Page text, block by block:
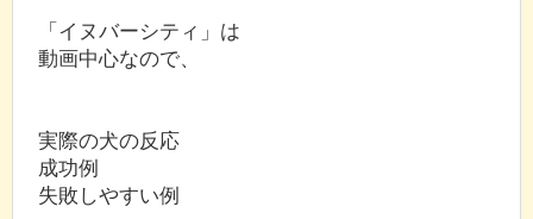
「イヌバーシティ」は
動画中心なので、
実際の犬の反応
成功例
失敗しやすい例